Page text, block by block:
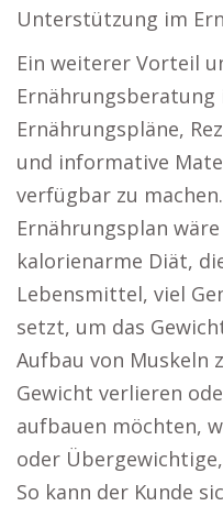
Unterstützung im
Ein weiterer Vorteil
Ernährungspläne,
und informative
verfügbar zu
Ernährungsplan
kalorienarme Diät,
Lebensmittel, viel
setzt, um das
Aufbau von Muskeln
Gewicht verlieren
aufbauen möchten,
oder
So kann der Kunde